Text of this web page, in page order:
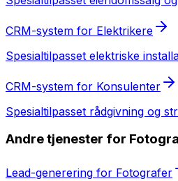
CRM-system for Elektrikere
Spesialtilpasset elektriske
CRM-system for Konsulenter
Spesialtilpasset rådgivning og
Andre tjenester for
Lead-generering for Fotografer